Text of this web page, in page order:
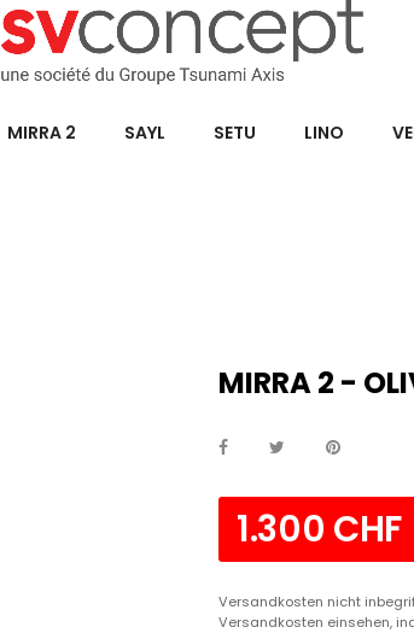
MIRRA 2 SAYL SETU LINO
MIRRA 2 -
1.300 CHF
Versandkosten nicht
Versandkosten einsehen,